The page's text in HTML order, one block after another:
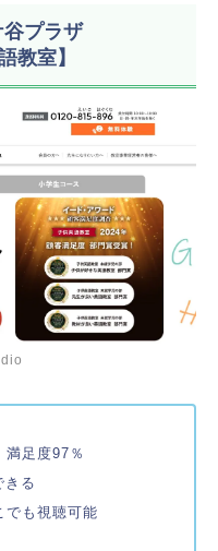
プラザ
教室】
満足度97％
きる
でも視聴可能